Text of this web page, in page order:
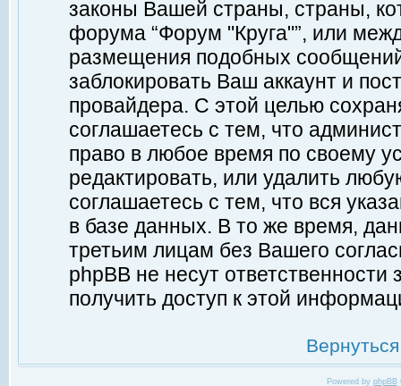
законы Вашей страны, страны,
форума “Форум "Круга"”, или
размещения подобных
заблокировать Ваш аккаунт и
провайдера. С этой целью
соглашаетесь с тем, что
право в любое время по своему
редактировать, или удалить
соглашаетесь с тем, что вся
в базе данных. В то же время,
третьим лицам без Вашего
phpBB не несут ответственности
получить доступ к этой
Powered by phpBB